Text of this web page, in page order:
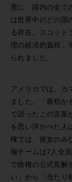
景に、国内の全て
は世界中のどの国
る存在。スコット
理の経済的負担」
られました。
アメリカでは、カ
ました。「最初か
で語ったこの言葉
を思い浮かべた人
権では、彼女のみ
報チームは7人全
で政権の公式見解
い」から「当たり